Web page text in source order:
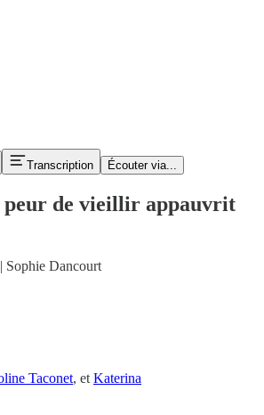
Transcription Écouter via...
peur de vieillir appauvrit
Sophie Dancourt
Taconet, et Katerina